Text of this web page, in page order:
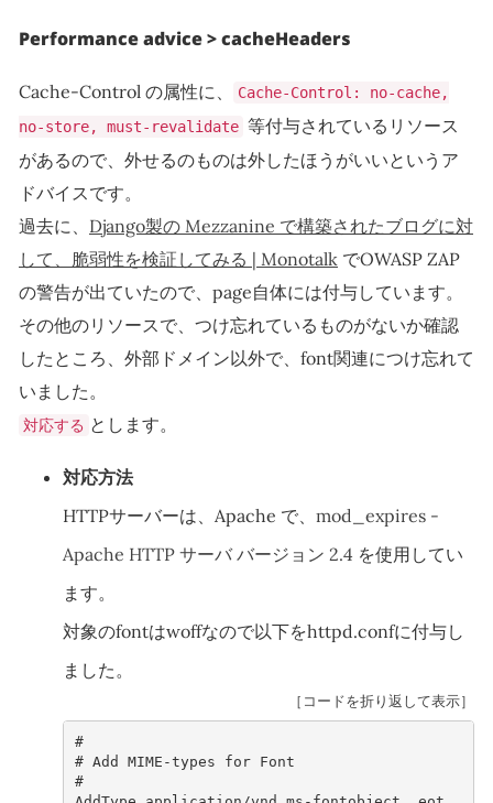
Performance advice > cacheHeaders
Cache-Control の属性に、
Cache-Control: no-cache,
no-store, must-revalidate 等付与されているリソース
があるので、外せるのものは外したほうがいいというア
ドバイスです。
過去に、 Django製の Mezzanine で構築されたブログに対
して、脆弱性を検証してみる | Monotalk でOWASP ZAP
の警告が出ていたので、page自体には付与しています。
その他のリソースで、つけ忘れているものがないか確認
したところ、外部ドメイン以外で、font関連につけ忘れて
いました。
対応する とします。
対応方法
HTTPサーバーは、Apache で、 mod_expires -
Apache HTTP サーバ バージョン 2.4 を使用してい
ます。
対象のfontはwoffなので以下をhttpd.confに付与し
ました。
［コードを折り返して表示］
#
# Add MIME-types for Font
#